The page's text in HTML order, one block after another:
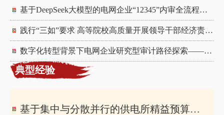
基于DeepSeek大模型的电网企业“12345”内审全流程质量控制体系构建研究
践行“三如”要求 高等院校高质量开展领导干部经济责任审计实践思考
数字化转型背景下电网企业研究型审计路径探索——基于电网数字化专项审计工作实践
典型经验
基于集中与分散并行的供电所精益预算管理数字化审计的研究与实践——电网企业“班组预算”数字化审计案例